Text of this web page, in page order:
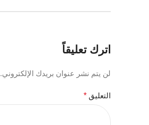
اترك تعليقاً
لن يتم نشر عنوان بريدك الإلكتروني.
التعليق *